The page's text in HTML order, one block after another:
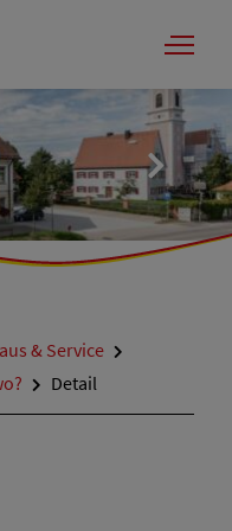
& Service
Detail